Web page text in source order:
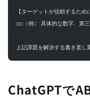
【ターゲットが信頼するため
○○（例: 具体的な数字、第三
上記課題を解決する書き直し
ChatGPTで